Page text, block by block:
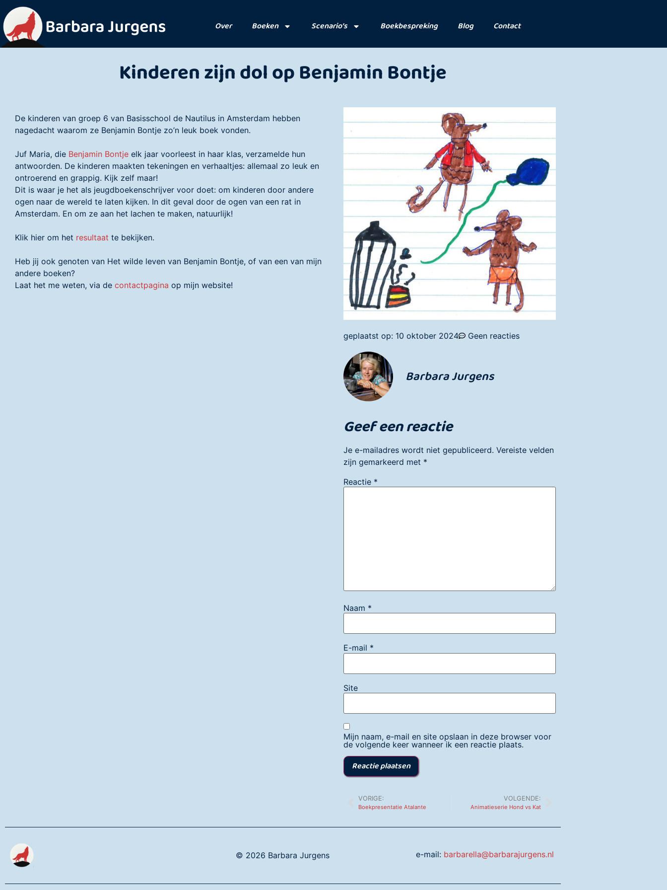
Over Boeken Scenario’s Boekbespreking Blog Contact
Kinderen zijn dol op Benjamin Bontje
De kinderen van groep 6 van Basisschool de Nautilus in Amsterdam hebben
nagedacht waarom ze Benjamin Bontje zo’n leuk boek vonden.
Juf Maria, die Benjamin Bontje elk jaar voorleest in haar klas, verzamelde hun
antwoorden. De kinderen maakten tekeningen en verhaaltjes: allemaal zo leuk en
ontroerend en grappig. Kijk zelf maar!
Dit is waar je het als jeugdboekenschrijver voor doet: om kinderen door andere
ogen naar de wereld te laten kijken. In dit geval door de ogen van een rat in
Amsterdam. En om ze aan het lachen te maken, natuurlijk!
Klik hier om het resultaat te bekijken.
Heb jij ook genoten van Het wilde leven van Benjamin Bontje, of van een van mijn
andere boeken?
Laat het me weten, via de contactpagina op mijn website!
geplaatst op: 10 oktober 2024 Geen reacties
Barbara Jurgens
Geef een reactie
Je e-mailadres wordt niet gepubliceerd. Vereiste velden
zijn gemarkeerd met *
Reactie *
Naam *
E-mail *
Site
Mijn naam, e-mail en site opslaan in deze browser voor
de volgende keer wanneer ik een reactie plaats.
VORIGE:
Boekpresentatie Atalante
VOLGENDE:
Animatieserie Hond vs Kat
© 2026 Barbara Jurgens e-mail: barbarella@barbarajurgens.nl